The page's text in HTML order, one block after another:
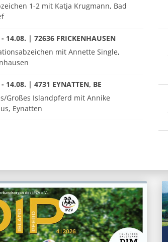
1-2 mit Katja Krugmann, Bad
14.08. | 72636 FRICKENHAUSEN
mit Annette Single,
14.08. | 4731 EYNATTEN, BE
Großes Islandpferd mit Annike
Eynatten